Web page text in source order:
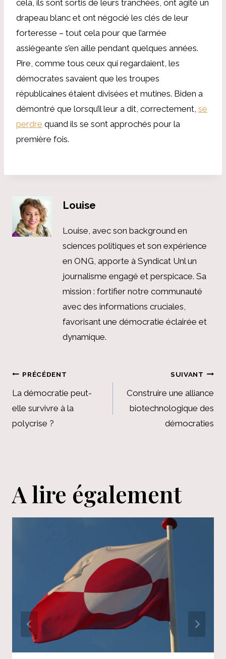
cela, ils sont sortis de leurs tranchées, ont agité un
drapeau blanc et ont négocié les clés de leur
forteresse – tout cela pour que l’armée
assiégeante s’en aille pendant quelques années.
Pire, comme tous ceux qui regardaient, les
démocrates savaient que les troupes
républicaines étaient divisées et mutines. Biden a
démontré que lorsqu’il leur a dit, correctement, se
perdre quand ils se sont approchés pour la
première fois.
Louise
Louise, avec son background en
sciences politiques et son expérience
en ONG, apporte à Syndicat Unl un
journalisme engagé et perspicace. Sa
mission : fortifier notre communauté
avec des informations cruciales,
favorisant une démocratie éclairée et
dynamique.
Navigation
de
l’article
PRÉCÉDENT
La démocratie peut-
elle survivre à la
polycrise ?
SUIVANT
Construire une alliance
biotechnologique des
démocraties
A lire également